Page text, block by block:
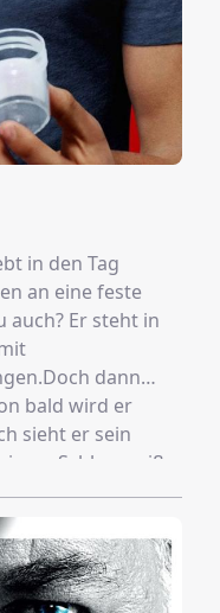
in den Tag
an eine feste
auch? Er steht in
dann
bald wird er
sieht er sein
Schlag weiß
Mit nur einem
ändert sich
und Ehe. Er
für sein Kind
Seite er glücklich